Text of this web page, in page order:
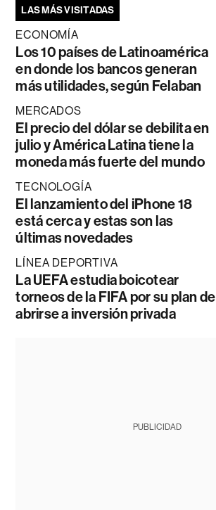
LAS MÁS VISITADAS
ECONOMÍA
Los 10 países de Latinoamérica
en donde los bancos generan
más utilidades, según Felaban
MERCADOS
El precio del dólar se debilita en
julio y América Latina tiene la
moneda más fuerte del mundo
TECNOLOGÍA
El lanzamiento del iPhone 18
está cerca y estas son las
últimas novedades
LÍNEA DEPORTIVA
La UEFA estudia boicotear
torneos de la FIFA por su plan de
abrirse a inversión privada
PUBLICIDAD